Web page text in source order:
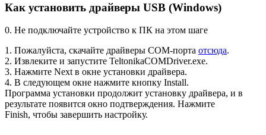
Как установить драйверы USB (Windows)
0. Не подключайте устройство к ПК на этом шаге
1. Пожалуйста, скачайте драйверы COM-порта отсюда.
2. Извлеките и запустите TeltonikaCOMDriver.exe.
3. Нажмите Next в окне установки драйвера.
4. В следующем окне нажмите кнопку Install.
Программа установки продолжит установку драйвера, и в
результате появится окно подтверждения. Нажмите
Finish, чтобы завершить настройку.